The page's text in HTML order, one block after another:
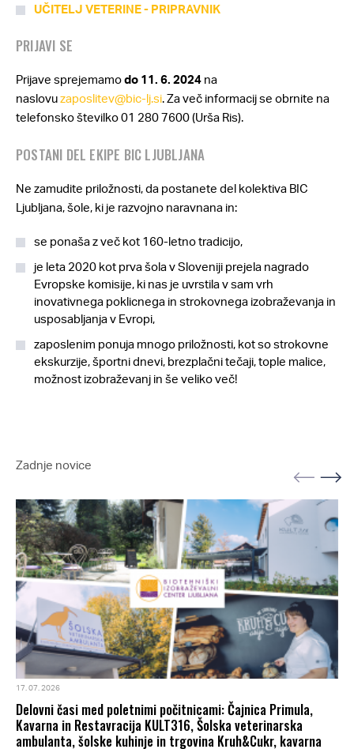
UČITELJ VETERINE - PRIPRAVNIK
PRIJAVI SE
Prijave sprejemamodo 11. 6. 2024 na
naslovuzaposlitev@bic-lj.si. Za več informacij se obrnite na
telefonsko številko 01 280 7600 (Urša Ris).
POSTANI DEL EKIPE BIC LJUBLJANA
Ne zamudite priložnosti, da postanete del kolektiva BIC
Ljubljana, šole, ki je razvojno naravnana in:
se ponaša z več kot 160-letno tradicijo,
je leta 2020 kot prva šola v Sloveniji prejela nagrado
Evropske komisije, ki nas je uvrstila v sam vrh
inovativnega poklicnega in strokovnega izobraževanja in
usposabljanja v Evropi,
zaposlenim ponuja mnogo priložnosti, kot so strokovne
ekskurzije, športni dnevi, brezplačni tečaji, tople malice,
možnost izobraževanj in še veliko več!
Zadnje novice
17. 07. 2026
Delovni časi med poletnimi počitnicami: Čajnica Primula,
Kavarna in Restavracija KULT316, Šolska veterinarska
ambulanta, šolske kuhinje in trgovina Kruh&Cukr, kavarna